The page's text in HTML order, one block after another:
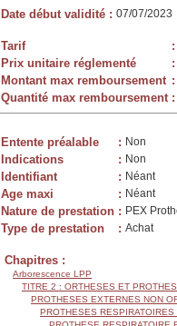
Date début validité : 07/07/2023
Tarif :
Prix unitaire réglementé :
Montant max remboursement :
Quantité max remboursement :
Entente préalable : Non
Indications : Non
Identifiant : Néant
Age maxi : Néant
Nature de prestation : PEX
Type de prestation : Achat
Chapitres :
Arborescence LPP
TITRE 2 : ORTHESES ET
PROTHESES EXTERNES NON
PROTHESES